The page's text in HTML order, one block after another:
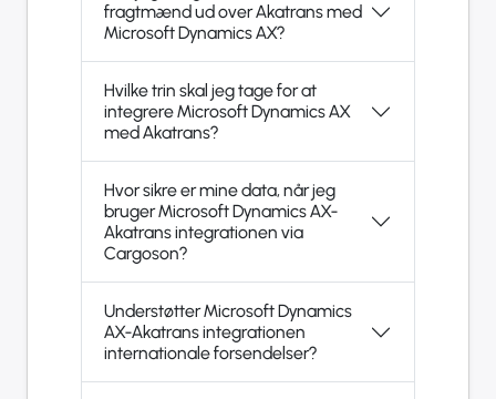
fragtmænd ud over Akatrans med
Microsoft Dynamics AX?
Hvilke trin skal jeg tage for at
integrere Microsoft Dynamics AX
med Akatrans?
Hvor sikre er mine data, når jeg
bruger Microsoft Dynamics AX-
Akatrans integrationen via
Cargoson?
Understøtter Microsoft Dynamics
AX-Akatrans integrationen
internationale forsendelser?